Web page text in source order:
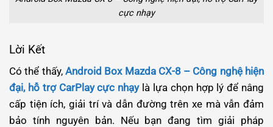
cực nhạy
Lời Kết
Có thể thấy, Android Box Mazda CX-8 – Công nghệ hiện
đại, hỗ trợ CarPlay cực nhạylà lựa chọn hợp lý để nâng
cấp tiện ích, giải trí và dẫn đường trên xe mà vẫn đảm
bảo tính nguyên bản. Nếu bạn đang tìm giải pháp